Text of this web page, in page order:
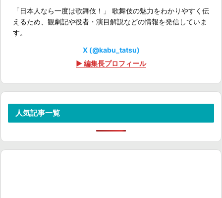
「日本人なら一度は歌舞伎！」 歌舞伎の魅力をわかりやすく伝
えるため、観劇記や役者・演目解説などの情報を発信していま
す。
X (@kabu_tatsu)
▶ 編集長プロフィール
人気記事一覧